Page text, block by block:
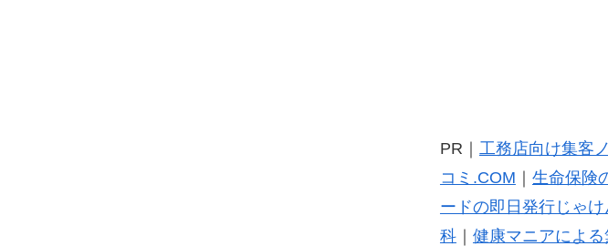
PR｜ 工務店向け集客
コミ.COM
生命保険
ードの即日発行じゃけ
科｜ 健康マニアによる